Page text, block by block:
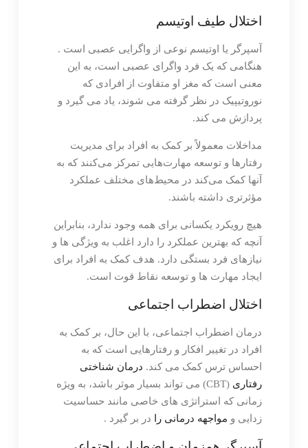
اختلال طیف اوتیسم
آسپرگر یا اوتیسم نوعی از واگرایی عصبی است .
هنگامی که یک فرد واگرای عصبی است، به این
معنی است که مغز او متفاوت از افرادی که
نوروتیپیک در نظر گرفته می شوند، یاد می گیرد و
پردازش می کند.
مداخلات معمولاً بر کمک به افراد برای مدیریت
رفتارها و توسعه مهارت‌هایی تمرکز می‌کنند که به
آنها کمک می‌کند در محیط‌های مختلف عملکرد
مؤثرتری داشته باشند.
هیچ رویکرد یکسانی برای همه وجود ندارد، بنابراین
آنچه که بهترین عملکرد را دارد اغلب به ویژگی ها و
نیازهای فرد بستگی دارد. هدف کمک به افراد برای
ایجاد مهارت ها و توسعه نقاط قوت است.
اختلال اضطراب اجتماعی
درمان اضطراب اجتماعی، با این حال، بر کمک به
افراد در تغییر افکار و رفتارهایی است که به
احساس ترس کمک می کند. درمان شناختی
رفتاری
(CBT) می تواند بسیار موثر باشد، به ویژه
زمانی که استراتژی های خاصی مانند حساسیت
زدایی و مواجهه درمانی را در بر گیرد .